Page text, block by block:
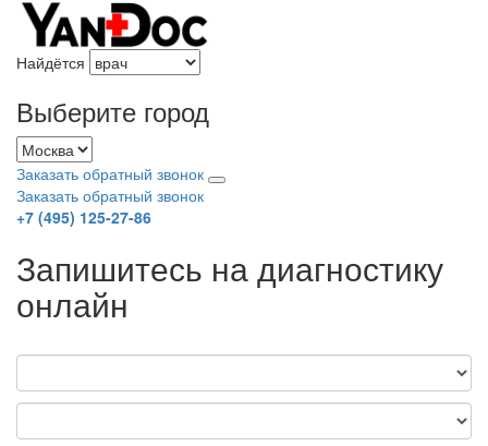
Найдётся
Выберите город
Заказать обратный звонок
Заказать обратный звонок
+7 (495) 125-27-86
Запишитесь на диагностику
онлайн